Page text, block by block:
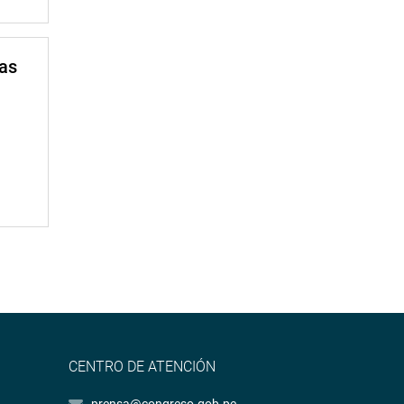
CENTRO DE ATENCIÓN